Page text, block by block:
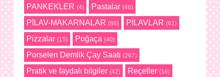
PANKEKLER (4) Pastalar (46)
PİLAV-MAKARNALAR (86) PİLAVLAR (61)
Pizzalar (15) Poğaça (40)
Porselen Demlik Çay Saati (267)
Pratik ve faydalı bilgiler (42) Reçeller (16)